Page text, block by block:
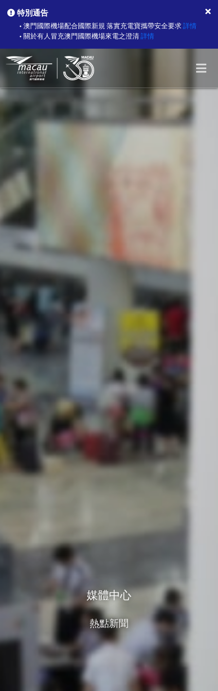
特別通告
● 澳門國際機場配合國際新規 落實充電寶攜帶安全要求詳情
● 關於有人冒充澳門國際機場來電之澄清詳情
媒體中心
熱點新聞